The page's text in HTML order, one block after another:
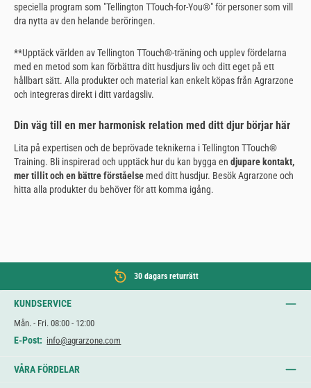
speciella program som "Tellington TTouch-for-You®" för personer som vill
dra nytta av den helande beröringen.
**Upptäck världen av Tellington TTouch®-träning och upplev fördelarna
med en metod som kan förbättra ditt husdjurs liv och ditt eget på ett
hållbart sätt. Alla produkter och material kan enkelt köpas från Agrarzone
och integreras direkt i ditt vardagsliv.
Din väg till en mer harmonisk relation med ditt djur börjar här
Lita på expertisen och de beprövade teknikerna i Tellington TTouch®
Training. Bli inspirerad och upptäck hur du kan bygga en djupare kontakt,
mer tillit och en bättre förståelse med ditt husdjur. Besök Agrarzone och
hitta alla produkter du behöver för att komma igång.
30 dagars returrätt
KUNDSERVICE
Mån. - Fri. 08:00 - 12:00
E-Post: info@agrarzone.com
VÅRA FÖRDELAR